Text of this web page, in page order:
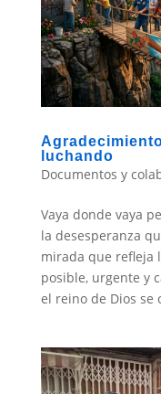
luchando
Documentos y
Vaya donde vaya
la desesperanza
mirada que refleja
posible, urgente y
el reino de Dios se